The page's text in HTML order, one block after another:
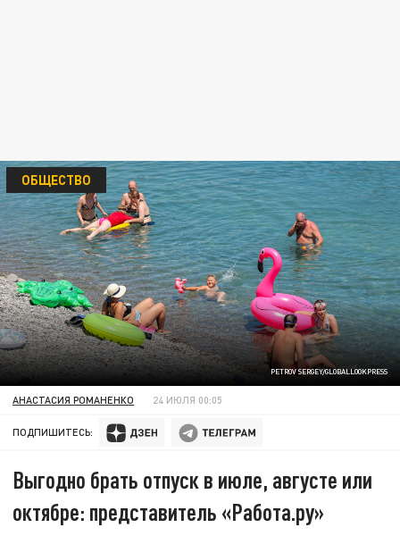
PETROV SERGEY/GLOBALLOOKPRESS
ОБЩЕСТВО
АНАСТАСИЯ РОМАНЕНКО 24 ИЮЛЯ 00:05
ПОДПИШИТЕСЬ:
Выгодно брать отпуск в июле, августе или
октябре: представитель «Работа.ру»